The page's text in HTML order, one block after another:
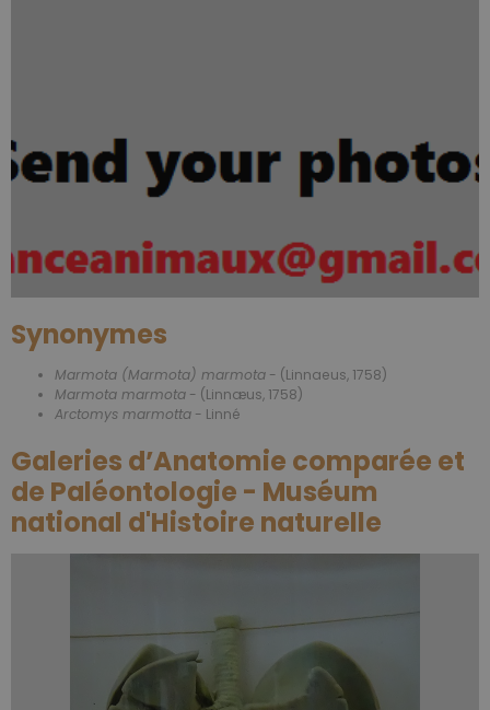
Synonymes
Marmota (Marmota) marmota - (Linnaeus, 1758)
Marmota marmota - (Linnæus, 1758)
Arctomys marmotta - Linné
Galeries d’Anatomie comparée et
de Paléontologie - Muséum
national d'Histoire naturelle